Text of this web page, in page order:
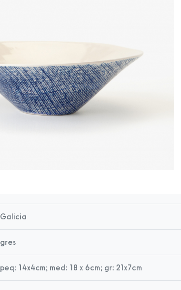
Galicia
gres
peq: 14x4cm; med: 18 x 6cm; gr: 21x7cm